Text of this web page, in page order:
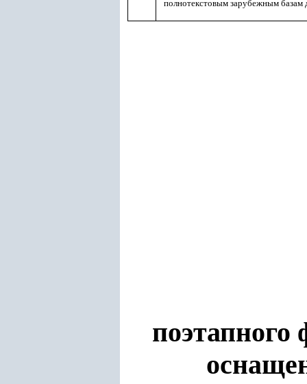
полнотекстовым зарубежным базам